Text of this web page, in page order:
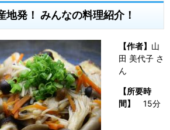
発！ みんなの料理紹介！
【作者】 山
田 美代子 さ
ん
【所要時
間】 15分